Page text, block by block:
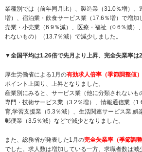
業種別では（前年同月比）、製造業（31.0％増）、
増）、宿泊業・飲食サービス業（17.6％増）で増加
売業・小売業（6.9％減）、医療・福祉（0.6％減）
れないもの）（13.7％減）で減少しました。
▼全国平均は1.26倍で先月より上昇、完全失業率は
厚生労働省による1月の有効求人倍率（季節調整値
ポイント上回り、上昇となりました。
産業別にみると、サービス業（他に分類されないも
専門・技術サービス業（3.2％増）、情報通信業（
育,学習支援業（5.3％減）、生活関連サービス業,娯
郵便業（3.5％減）などで減少となりました。
また、総務省が発表した1月の完全失業率（季節調
でした。求人数は増加している一方、求職者数は減